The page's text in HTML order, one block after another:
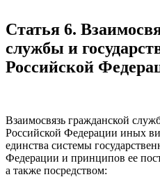
Статья 6.
службы и
Российской
Взаимосвязь гражданской
Российской Федерации иных
единства системы
Федерации и принципов ее
а также посредством: